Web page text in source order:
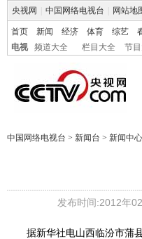
央视网 中国网络电视台 网站地
首页 新闻 经济 体育 综艺
电视
频道大全 栏目大全 节
中国网络电视台 > 新闻台 > 新闻中心
发布时间:2012年
据新华社电山西临汾市蒲县